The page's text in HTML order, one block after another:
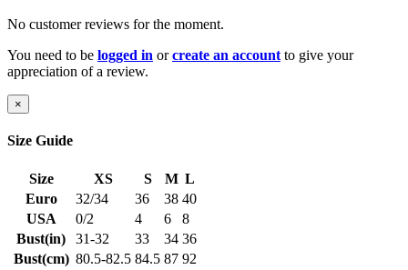
No customer reviews for the moment.
You need to be logged in orcreate an account to give your
appreciation of a review.
×
Size Guide
Size XS S M L
Euro
32/34 36 38 40
USA
0/2 4 6
8
Bust(in)
31-32 33 34 36
Bust(cm) 80.5-82.5 84.5 87 92